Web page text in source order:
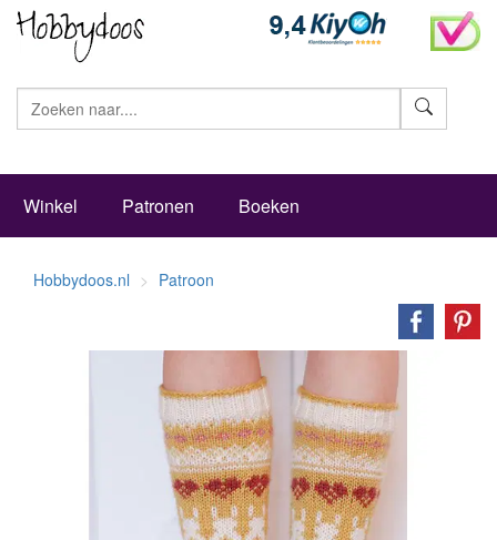
Winkel Patronen Boeken
Hobbydoos.nl Patroon